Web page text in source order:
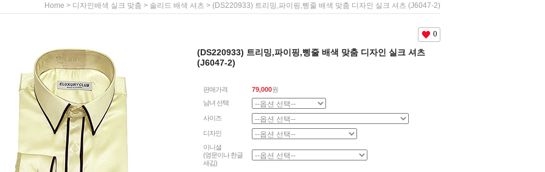
Home > 디자인배색 실크 맞춤 > 솔리드 배색 셔츠 > (DS220933) 트리밍,파이핑,삥줄 배색 맞춤 디자인 실크 셔츠 (J6047-2)
0
(DS220933) 트리밍,파이핑,삥줄 배색 맞춤 디자인 실크 셔츠
(J6047-2)
판매가격 79,000원
남녀 선택
사이즈
디자인
이니셜
(영문이나 한글
새김)